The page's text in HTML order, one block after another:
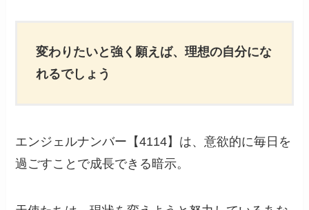
変わりたいと強く願えば、理想の自分にな
れるでしょう
エンジェルナンバー【4114】は、意欲的に毎日を
過ごすことで成長できる暗示。